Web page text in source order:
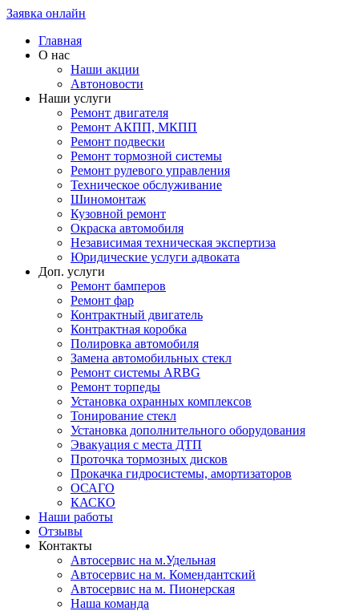
Заявка онлайн
Главная
О нас
Наши акции
Автоновости
Наши услуги
Ремонт двигателя
Ремонт АКПП, МКПП
Ремонт подвески
Ремонт тормозной системы
Ремонт рулевого управления
Техническое обслуживание
Шиномонтаж
Кузовной ремонт
Окраска автомобиля
Независимая техническая экспертиза
Юридические услуги адвоката
Доп. услуги
Ремонт бамперов
Ремонт фар
Контрактный двигатель
Контрактная коробка
Полировка автомобиля
Замена автомобильных стекл
Ремонт системы ARBG
Ремонт торпеды
Установка охранных комплексов
Тонирование стекл
Установка дополнительного оборудования
Эвакуация с места ДТП
Проточка тормозных дисков
Прокачка гидросистемы, амортизаторов
ОСАГО
КАСКО
Наши работы
Отзывы
Контакты
Автосервис на м.Удельная
Автосервис на м. Комендантский
Автосервис на м. Пионерская
Наша команда